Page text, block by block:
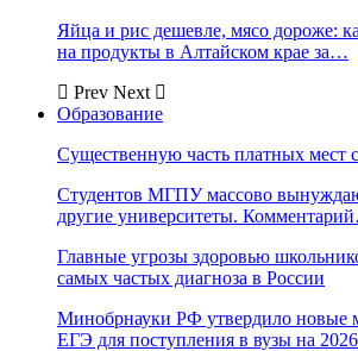
Яйца и рис дешевле, мясо дороже:
на продукты в Алтайском крае за…
Prev Next
Образование
Существенную часть платных мест
Студентов МГПУ массово
другие университеты.
Главные угрозы здоровью
самых частых диагноза в России
Минобрнауки РФ утвердило новые
ЕГЭ для поступления в вузы на